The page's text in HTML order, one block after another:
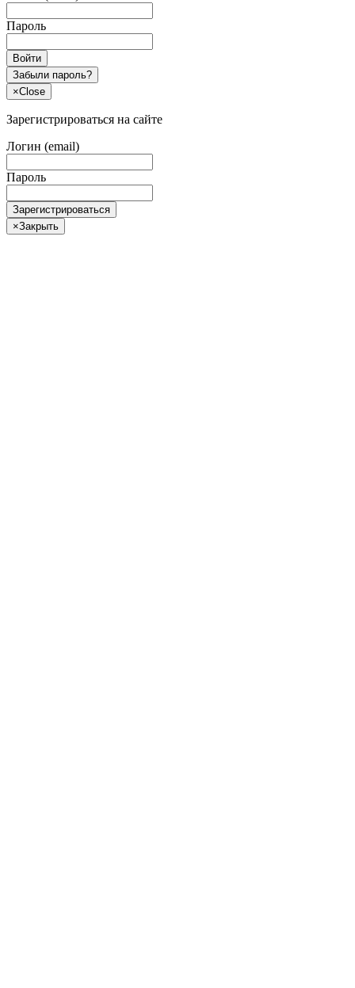
Пароль
Войти
Забыли пароль?
×Close
Зарегистрироваться на сайте
Логин (email)
Пароль
Зарегистрироваться
×Закрыть